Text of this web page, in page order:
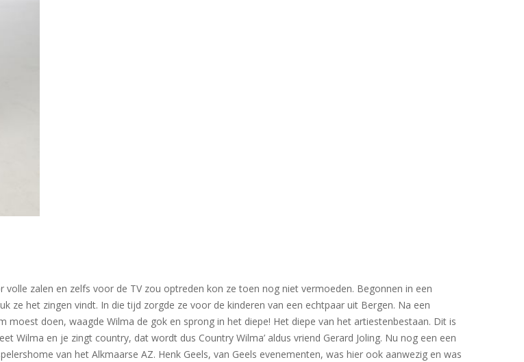
zalen en zelfs voor de TV zou optreden kon ze toen nog niet vermoeden. Begonnen in een
het zingen vindt. In die tijd zorgde ze voor de kinderen van een echtpaar uit Bergen. Na een
doen, waagde Wilma de gok en sprong in het diepe! Het diepe van het artiestenbestaan. Dit is
Wilma en je zingt country, dat wordt dus Country Wilma’ aldus vriend Gerard Joling. Nu nog een een
van het Alkmaarse AZ. Henk Geels, van Geels evenementen, was hier ook aanwezig en was